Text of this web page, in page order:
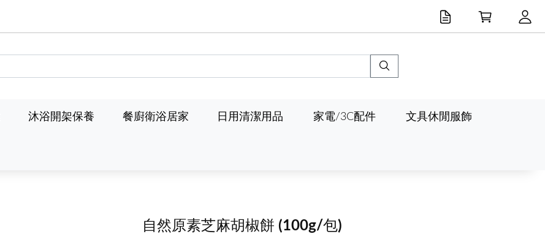
沐浴開架保養 餐廚衛浴居家 日用清潔用品 家電/3C配件 文具休閒服飾
自然原素芝麻胡椒餅 (100g/包)